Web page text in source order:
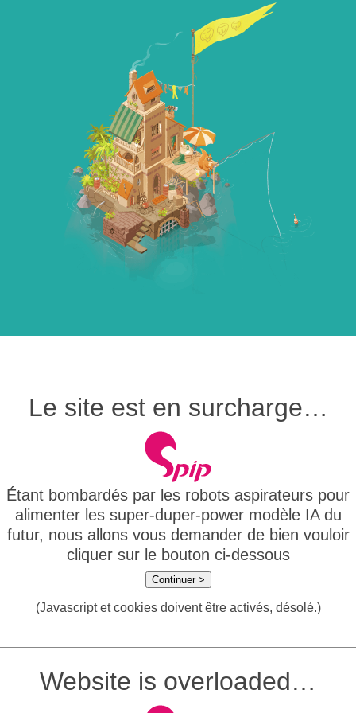
Le site est en surcharge…
Étant bombardés par les robots aspirateurs pour
alimenter les super-duper-power modèle IA du
futur, nous allons vous demander de bien vouloir
cliquer sur le bouton ci-dessous
Continuer >
(Javascript et cookies doivent être activés, désolé.)
Website is overloaded…